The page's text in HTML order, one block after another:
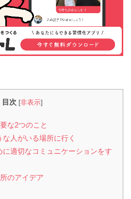
目次 [非表示]
な2つのこと
人がいる場所に行く
に適切なコミュニケーションをす
のアイデア